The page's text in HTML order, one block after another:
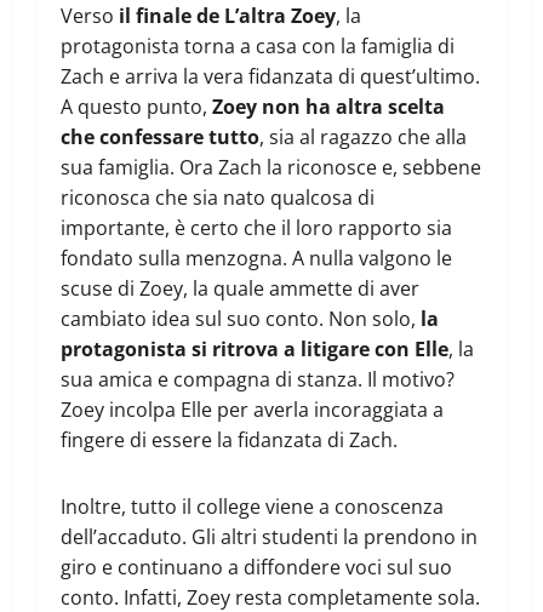
Verso il finale de L’altra Zoey, la
protagonista torna a casa con la famiglia di
Zach e arriva la vera fidanzata di quest’ultimo.
A questo punto, Zoey non ha altra scelta
che confessare tutto, sia al ragazzo che alla
sua famiglia. Ora Zach la riconosce e, sebbene
riconosca che sia nato qualcosa di
importante, è certo che il loro rapporto sia
fondato sulla menzogna. A nulla valgono le
scuse di Zoey, la quale ammette di aver
cambiato idea sul suo conto. Non solo, la
protagonista si ritrova a litigare con Elle, la
sua amica e compagna di stanza. Il motivo?
Zoey incolpa Elle per averla incoraggiata a
fingere di essere la fidanzata di Zach.
Inoltre, tutto il college viene a conoscenza
dell’accaduto. Gli altri studenti la prendono in
giro e continuano a diffondere voci sul suo
conto. Infatti, Zoey resta completamente sola.